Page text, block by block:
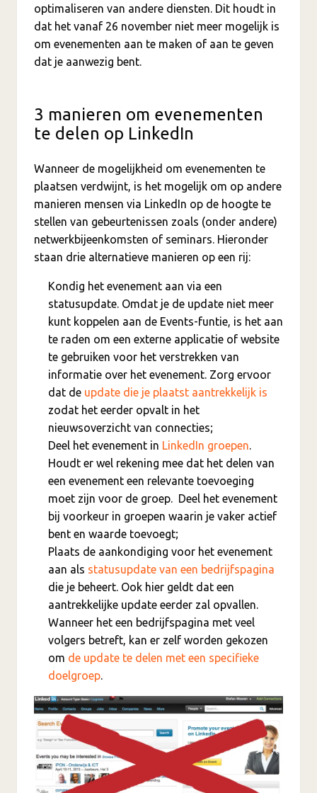
optimaliseren van andere diensten. Dit houdt in
dat het vanaf 26 november niet meer mogelijk is
om evenementen aan te maken of aan te geven
dat je aanwezig bent.
3 manieren om evenementen
te delen op LinkedIn
Wanneer de mogelijkheid om evenementen te
plaatsen verdwijnt, is het mogelijk om op andere
manieren mensen via LinkedIn op de hoogte te
stellen van gebeurtenissen zoals (onder andere)
netwerkbijeenkomsten of seminars. Hieronder
staan drie alternatieve manieren op een rij:
Kondig het evenement aan via een
statusupdate. Omdat je de update niet meer
kunt koppelen aan de Events-funtie, is het aan
te raden om een externe applicatie of website
te gebruiken voor het verstrekken van
informatie over het evenement. Zorg ervoor
dat de update die je plaatst aantrekkelijk is
zodat het eerder opvalt in het
nieuwsoverzicht van connecties;
Deel het evenement in LinkedIn groepen.
Houdt er wel rekening mee dat het delen van
een evenement een relevante toevoeging
moet zijn voor de groep. Deel het evenement
bij voorkeur in groepen waarin je vaker actief
bent en waarde toevoegt;
Plaats de aankondiging voor het evenement
aan als statusupdate van een bedrijfspagina
die je beheert. Ook hier geldt dat een
aantrekkelijke update eerder zal opvallen.
Wanneer het een bedrijfspagina met veel
volgers betreft, kan er zelf worden gekozen
om de update te delen met een specifieke
doelgroep.